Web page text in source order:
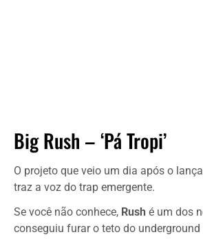
Big Rush – ‘Pá Tropi’
O projeto que veio um dia após o
traz a voz do trap emergente.
Se você não conhece, Rush é um dos
conseguiu furar o teto do